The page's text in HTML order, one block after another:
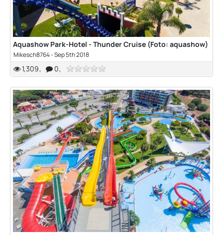
Aquashow Park-Hotel - Thunder Cruise (Foto: aquashow)
Mikesch8764-Sep 5th 2018
1,309 0